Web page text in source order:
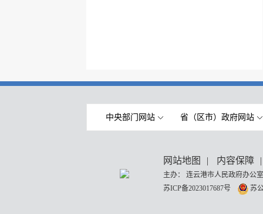
中央部门网站 省（区市）政府网站
网站地图 | 内容保障 |
主办： 连云港市人民政府办
苏ICP备2023017687号
苏